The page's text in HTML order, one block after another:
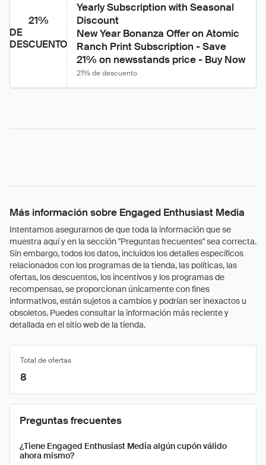
21%
DE
DESCUENTO
Yearly Subscription with Seasonal
Discount
New Year Bonanza Offer on Atomic
Ranch Print Subscription - Save
21% on newsstands price - Buy Now
21% de descuento
Más información sobre Engaged Enthusiast Media
Intentamos asegurarnos de que toda la información que se
muestra aquí y en la sección "Preguntas frecuentes" sea correcta.
Sin embargo, todos los datos, incluidos los detalles específicos
relacionados con los programas de la tienda, las políticas, las
ofertas, los descuentos, los incentivos y los programas de
recompensas, se proporcionan únicamente con fines
informativos, están sujetos a cambios y podrían ser inexactos u
obsoletos. Puedes consultar la información más reciente y
detallada en el sitio web de la tienda.
Total de ofertas
8
Preguntas frecuentes
¿Tiene Engaged Enthusiast Media algún cupón válido
ahora mismo?